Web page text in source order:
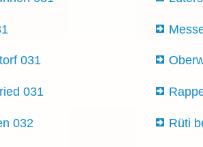
031
031
032 Rüti